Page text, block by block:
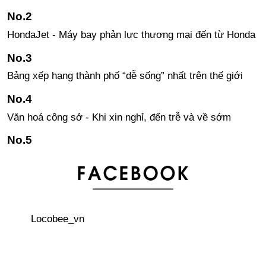
HondaJet - Máy bay phản lực thương mại đến từ Honda
Bảng xếp hạng thành phố “dễ sống” nhất trên thế giới
Văn hoá công sở - Khi xin nghỉ, đến trễ và về sớm
Locobee_vn